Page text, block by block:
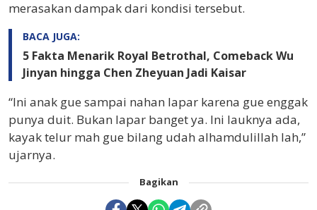
merasakan dampak dari kondisi tersebut.
BACA JUGA:
5 Fakta Menarik Royal Betrothal, Comeback Wu
Jinyan hingga Chen Zheyuan Jadi Kaisar
“Ini anak gue sampai nahan lapar karena gue enggak
punya duit. Bukan lapar banget ya. Ini lauknya ada,
kayak telur mah gue bilang udah alhamdulillah lah,”
ujarnya.
Bagikan